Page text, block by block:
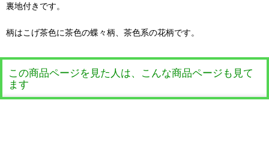
裏地付きです。
柄はこげ茶色に茶色の蝶々柄、茶色系の花柄です。
この商品ページを見た人は、こんな商品ページも見て
ます